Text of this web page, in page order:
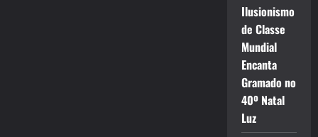
Ilusionismo
de Classe
Mundial
Encanta
Gramado no
40º Natal
Luz